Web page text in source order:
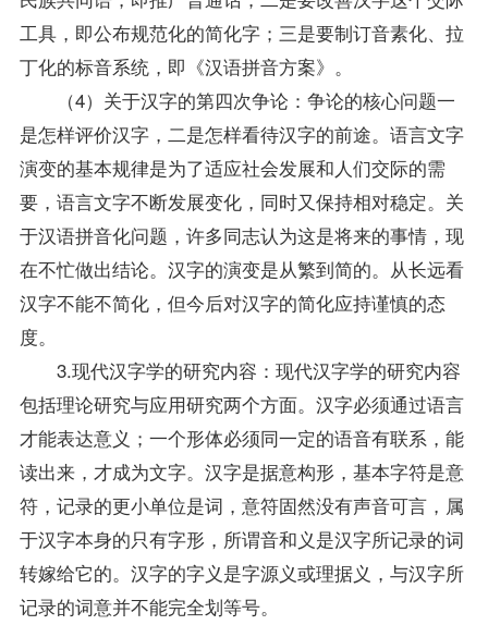
工具，即公布规范化的简化字；三是要制订音素化、拉
丁化的标音系统，即《汉语拼音方案》。
（4）关于汉字的第四次争论：争论的核心问题一
是怎样评价汉字，二是怎样看待汉字的前途。语言文字
演变的基本规律是为了适应社会发展和人们交际的需
要，语言文字不断发展变化，同时又保持相对稳定。关
于汉语拼音化问题，许多同志认为这是将来的事情，现
在不忙做出结论。汉字的演变是从繁到简的。从长远看
汉字不能不简化，但今后对汉字的简化应持谨慎的态
度。
3.现代汉字学的研究内容：现代汉字学的研究内容
包括理论研究与应用研究两个方面。汉字必须通过语言
才能表达意义；一个形体必须同一定的语音有联系，能
读出来，才成为文字。汉字是据意构形，基本字符是意
符，记录的更小单位是词，意符固然没有声音可言，属
于汉字本身的只有字形，所谓音和义是汉字所记录的词
转嫁给它的。汉字的字义是字源义或理据义，与汉字所
记录的词意并不能完全划等号。